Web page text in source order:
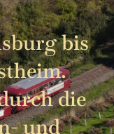
bis
die
und